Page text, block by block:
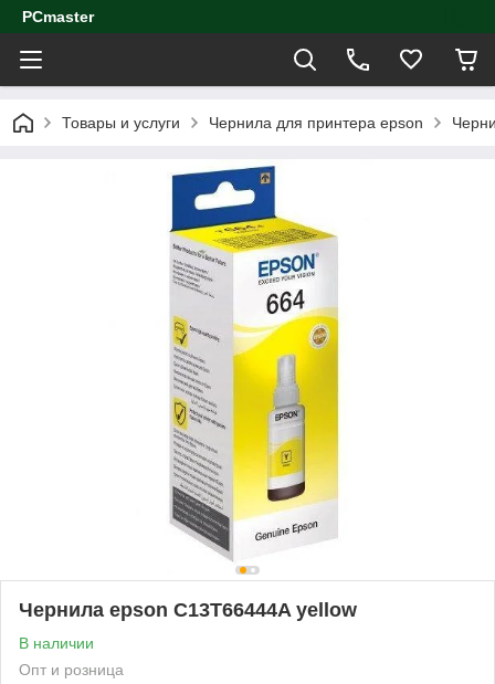
PCmaster
Товары и услуги Чернила для принтера epson
Чернила epson C13T66444A yellow
В наличии
Опт и розница